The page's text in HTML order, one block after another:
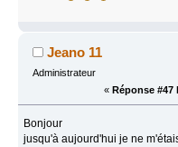
Jeano 11
Administrateur
« Réponse #47
Bonjour
jusqu'à aujourd'hui je ne